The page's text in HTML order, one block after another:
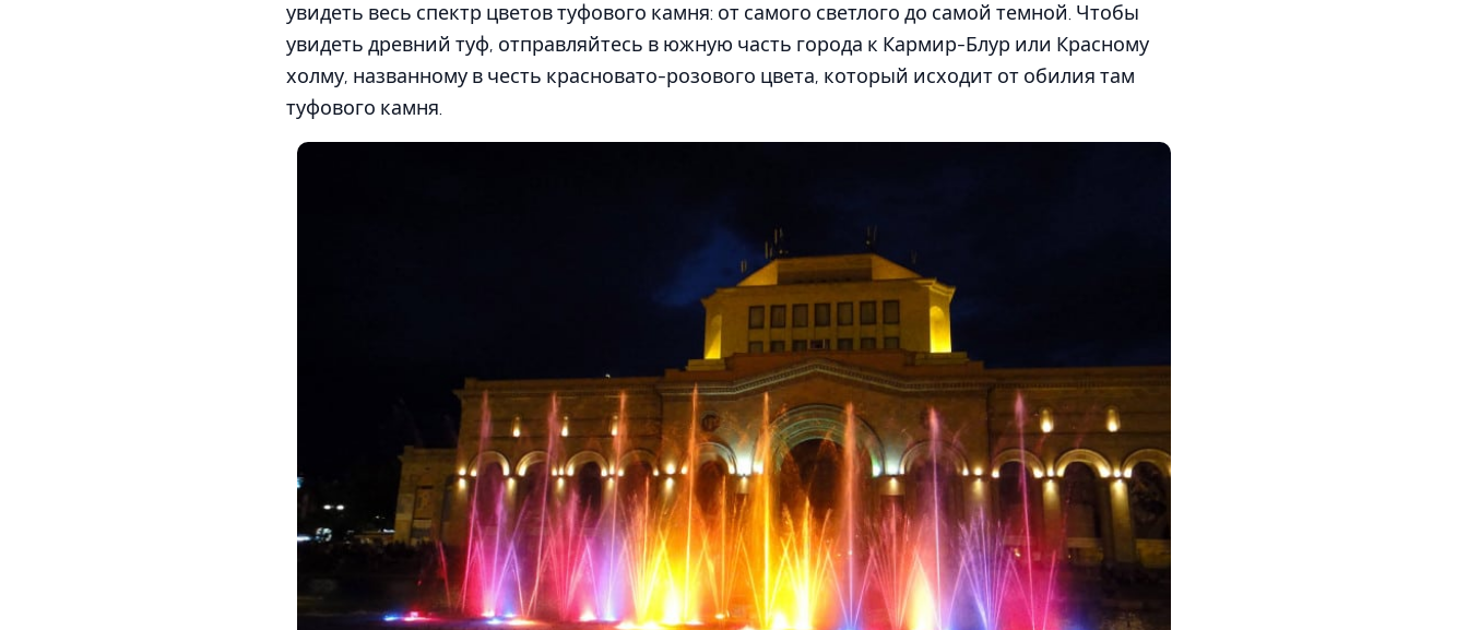
увидеть весь спектр цветов туфового камня: от самого светлого до самой темной. Чтобы
увидеть древний туф, отправляйтесь в южную часть города к Кармир-Блур или Красному
холму, названному в честь красновато-розового цвета, который исходит от обилия там
туфового камня.